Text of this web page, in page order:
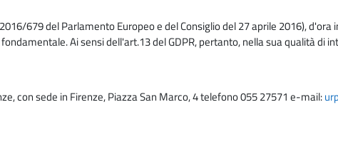
679 del Parlamento Europeo e del Consiglio del 27 aprile 2016),
Ai sensi dell'art.13 del GDPR, pertanto, nella sua qualità di
con sede in Firenze, Piazza San Marco, 4 telefono 055 27571 e-mail: